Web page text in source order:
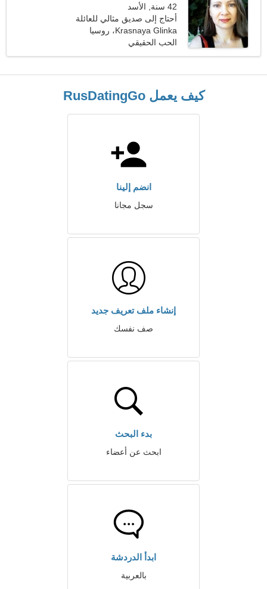
42 سنة, الأسد
أحتاج إلى صديق مثالي للعائلة
Krasnaya Glinka، روسيا
الحب الحقيقي
كيف يعمل RusDatingGo
انضم إلينا
سجل مجانا
إنشاء ملف تعريف جديد
صف نفسك
بدء البحث
ابحث عن أعضاء
ابدأ الدردشة
بالعربية